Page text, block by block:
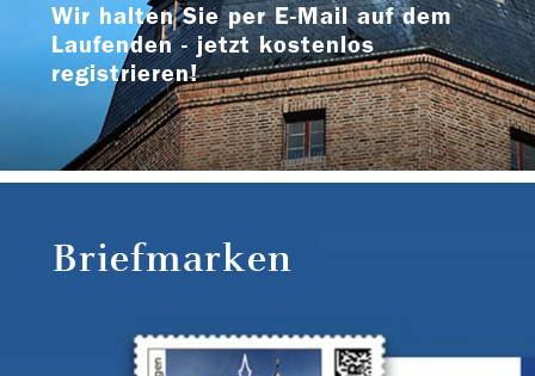
Wir halten Sie per E-Mail auf dem
Laufenden - jetzt kostenlos
registrieren!
Briefmarken